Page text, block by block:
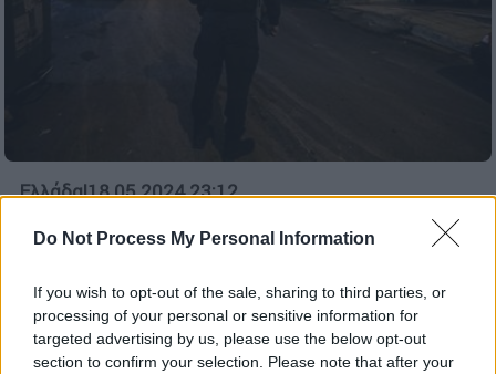
Do Not Process My Personal Information
If you wish to opt-out of the sale, sharing to third parties, or
processing of your personal or sensitive information for
targeted advertising by us, please use the below opt-out
section to confirm your selection. Please note that after your
Ελλάδα|18.05.2024 23:12
Ρουβίκωνα από την Αντιτρομοκρατική
Η ανάρτηση που οδήγησε στη σύλληψη